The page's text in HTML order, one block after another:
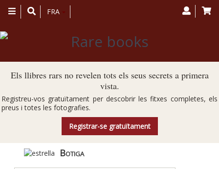
Toggle
navigation
FRA
Els llibres rars no revelen tots els seus secrets a primera
vista.
Registreu-vos gratuïtament per descobrir les fitxes completes, els
preus i totes les fotografies.
Registrar-se gratuïtament
Botiga